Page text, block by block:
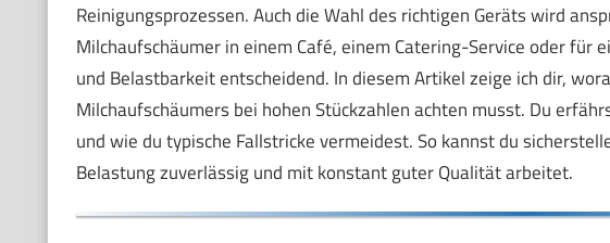
Reinigungsprozessen. Auch die Wahl des richtigen Geräts wird
Milchaufschäumer in einem Café, einem Catering-Service oder für
und Belastbarkeit entscheidend. In diesem Artikel zeige ich dir,
Milchaufschäumers bei hohen Stückzahlen achten musst. Du
und wie du typische Fallstricke vermeidest. So kannst du
Belastung zuverlässig und mit konstant guter Qualität arbeitet.